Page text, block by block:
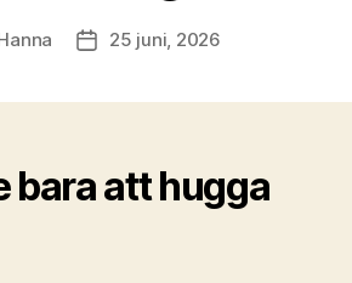
Inläggsdatum
25 juni, 2026
bara att hugga